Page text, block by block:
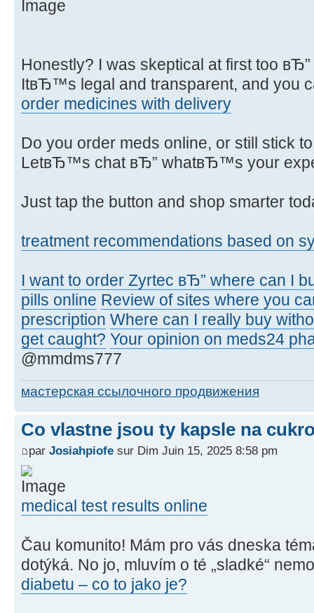
Honestly? I was skeptical at first too
ItвЂ™s legal and transparent, and you
order medicines with delivery
Do you order meds online, or still stick
LetвЂ™s chat вЂ” whatвЂ™s your
Just tap the button and shop smarter
treatment recommendations based on
I want to order Zyrtec вЂ” where can I
pills online Review of sites where you
prescription Where can I really buy
get caught? Your opinion on meds24
@mmdms777
мастерская ссылочного продвижения
Co vlastne jsou ty kapsle na
par Josiahpiofe sur Dim Juin 15, 2025 8:58 pm
medical test results online
Čau komunito! Mám pro vás dneska
dotýká. No jo, mluvím o té „sladké“
diabetu – co to jako je?